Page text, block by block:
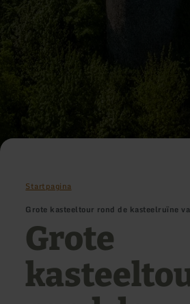
Startpagina
Grote kasteeltour rond de kasteelruïne
Grote